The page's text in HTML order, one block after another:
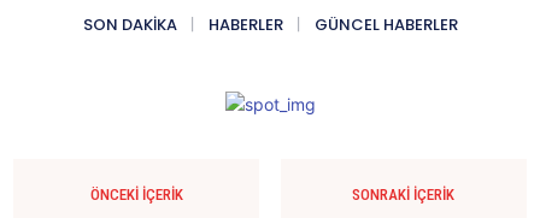
SON DAKIKA
HABERLER GÜNCEL HABERLER
ÖNCEKI İÇERIK SONRAKI İÇERIK